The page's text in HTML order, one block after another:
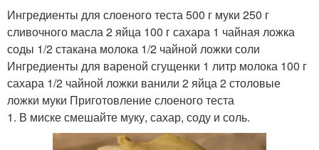
Ингредиенты для слоеного теста 500 г муки 250 г
сливочного масла 2 яйца 100 г сахара 1 чайная ложка
соды 1/2 стакана молока 1/2 чайной ложки соли
Ингредиенты для вареной сгущенки 1 литр молока 100 г
сахара 1/2 чайной ложки ванили 2 яйца 2 столовые
ложки муки Приготовление слоеного теста
1. В миске смешайте муку, сахар, соду и соль.